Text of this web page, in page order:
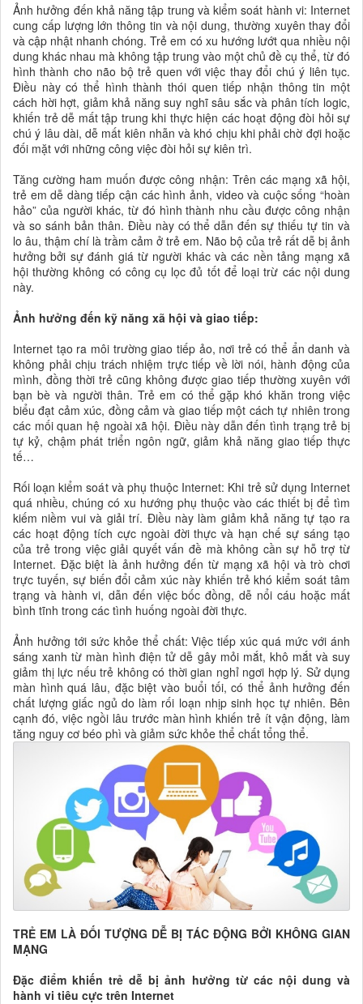
Ảnh hưởng đến khả năng tập trung và kiểm soát hành vi: Internet
cung cấp lượng lớn thông tin và nội dung, thường xuyên thay đổi
và cập nhật nhanh chóng. Trẻ em có xu hướng lướt qua nhiều nội
dung khác nhau mà không tập trung vào một chủ đề cụ thể, từ đó
hình thành cho não bộ trẻ quen với việc thay đổi chú ý liên tục.
Điều này có thể hình thành thói quen tiếp nhận thông tin một
cách hời hợt, giảm khả năng suy nghĩ sâu sắc và phân tích logic,
khiến trẻ dễ mất tập trung khi thực hiện các hoạt động đòi hỏi sự
chú ý lâu dài, dễ mất kiên nhẫn và khó chịu khi phải chờ đợi hoặc
đối mặt với những công việc đòi hỏi sự kiên trì.
Tăng cường ham muốn được công nhận: Trên các mạng xã hội,
trẻ em dễ dàng tiếp cận các hình ảnh, video và cuộc sống “hoàn
hảo” của người khác, từ đó hình thành nhu cầu được công nhận
và so sánh bản thân. Điều này có thể dẫn đến sự thiếu tự tin và
lo âu, thậm chí là trầm cảm ở trẻ em. Não bộ của trẻ rất dễ bị ảnh
hưởng bởi sự đánh giá từ người khác và các nền tảng mạng xã
hội thường không có công cụ lọc đủ tốt để loại trừ các nội dung
này.
Ảnh hưởng đến kỹ năng xã hội và giao tiếp:
Internet tạo ra môi trường giao tiếp ảo, nơi trẻ có thể ẩn danh và
không phải chịu trách nhiệm trực tiếp về lời nói, hành động của
mình, đồng thời trẻ cũng không được giao tiếp thường xuyên với
bạn bè và người thân. Trẻ em có thể gặp khó khăn trong việc
biểu đạt cảm xúc, đồng cảm và giao tiếp một cách tự nhiên trong
các mối quan hệ ngoài xã hội. Điều này dẫn đến tình trạng trẻ bị
tự kỷ, chậm phát triển ngôn ngữ, giảm khả năng giao tiếp thực
tế…
Rối loạn kiểm soát và phụ thuộc Internet: Khi trẻ sử dụng Internet
quá nhiều, chúng có xu hướng phụ thuộc vào các thiết bị để tìm
kiếm niềm vui và giải trí. Điều này làm giảm khả năng tự tạo ra
các hoạt động tích cực ngoài đời thực và hạn chế sự sáng tạo
của trẻ trong việc giải quyết vấn đề mà không cần sự hỗ trợ từ
Internet. Đặc biệt là ảnh hưởng đến từ mạng xã hội và trò chơi
trực tuyến, sự biến đổi cảm xúc này khiến trẻ khó kiểm soát tâm
trạng và hành vi, dẫn đến việc bốc đồng, dễ nổi cáu hoặc mất
bình tĩnh trong các tình huống ngoài đời thực.
Ảnh hưởng tới sức khỏe thể chất: Việc tiếp xúc quá mức với ánh
sáng xanh từ màn hình điện tử dễ gây mỏi mắt, khô mắt và suy
giảm thị lực nếu trẻ không có thời gian nghỉ ngơi hợp lý. Sử dụng
màn hình quá lâu, đặc biệt vào buổi tối, có thể ảnh hưởng đến
chất lượng giấc ngủ do làm rối loạn nhịp sinh học tự nhiên. Bên
cạnh đó, việc ngồi lâu trước màn hình khiến trẻ ít vận động, làm
tăng nguy cơ béo phì và giảm sức khỏe thể chất tổng thể.
TRẺ EM LÀ ĐỐI TƯỢNG DỄ BỊ TÁC ĐỘNG BỞI KHÔNG GIAN
MẠNG
Đặc điểm khiến trẻ dễ bị ảnh hưởng từ các nội dung và
hành vi tiêu cực trên Internet